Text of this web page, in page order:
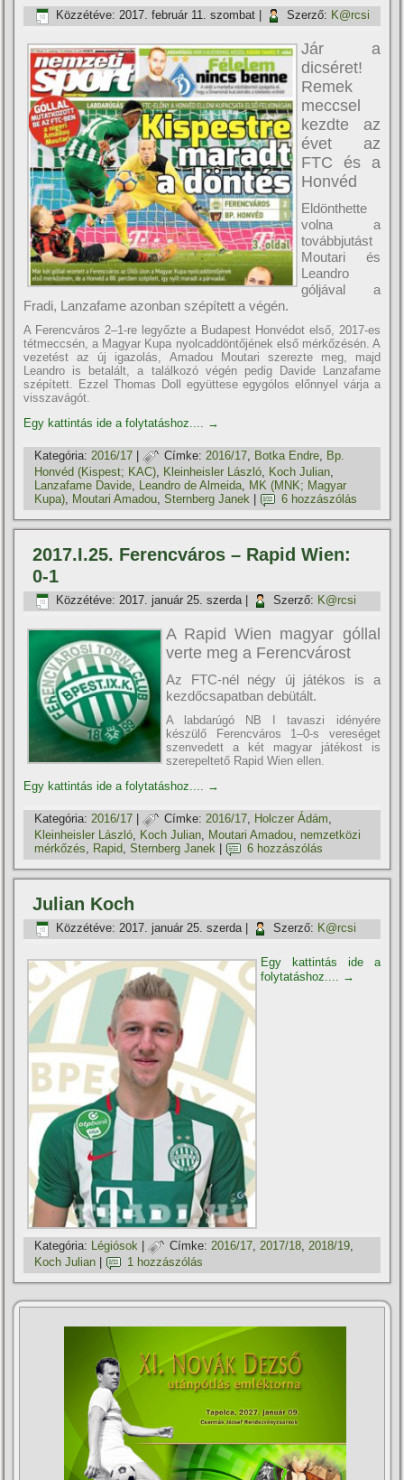
Közzétéve: 2017. február 11. szombat Szerző: K@rcsi
Jár a
dicséret!
Remek
meccsel
kezdte az
évet az
FTC és a
Honvéd
Eldönthette
volna a
továbbjutást
Moutari és
Leandro
góljával a
Fradi, Lanzafame azonban szépí­tett a végén.
A Ferencváros 2–1-re legyőzte a Budapest Honvédot első, 2017-es
tétmeccsén, a Magyar Kupa nyolcaddöntőjének első mérkőzésén. A
vezetést az új igazolás, Amadou Moutari szerezte meg, majd
Leandro is betalált, a találkozó végén pedig Davide Lanzafame
szépí­tett. Ezzel Thomas Doll együttese egygólos előnnyel várja a
visszavágót.
Egy kattintás ide a folytatáshoz....
→
Kategória: 2016/17 | Címke: 2016/17, Botka Endre, Bp.
Honvéd (Kispest; KAC)
Kleinheisler László Koch Julian
Lanzafame Davide
Leandro de Almeida
MK (MNK; Magyar
Kupa), Moutari Amadou,Sternberg Janek 6 hozzászólás
2017.I.25. Ferencváros – Rapid Wien:
0-1
Közzétéve: 2017. január 25. szerda| Szerző: K@rcsi
A Rapid Wien magyar góllal
verte meg a Ferencvárost
Az FTC-nél négy új játékos is a
kezdőcsapatban debütált.
A labdarúgó NB I tavaszi idényére
készülő Ferencváros 1–0-s vereséget
szenvedett a két magyar játékost is
szerepeltető Rapid Wien ellen.
Egy kattintás ide a folytatáshoz....
→
Kategória: 2016/17 | Címke: 2016/17, Holczer Ádám,
Kleinheisler László
Koch Julian Moutari Amadou nemzetközi
mérkőzés, Rapid,Sternberg Janek 6 hozzászólás
Julian Koch
Közzétéve: 2017. január 25. szerda| Szerző: K@rcsi
Egy kattintás ide a
folytatáshoz....
→
Kategória: Légiósok | Címke: 2016/17,2017/18,2018/19,
Koch Julian
1 hozzászólás